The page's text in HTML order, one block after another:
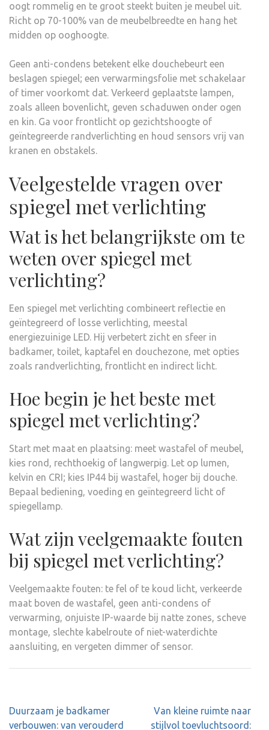
oogt rommelig en te groot steekt buiten je meubel uit.
Richt op 70-100% van de meubelbreedte en hang het
midden op ooghoogte.
Geen anti-condens betekent elke douchebeurt een
beslagen spiegel; een verwarmingsfolie met schakelaar
of timer voorkomt dat. Verkeerd geplaatste lampen,
zoals alleen bovenlicht, geven schaduwen onder ogen
en kin. Ga voor frontlicht op gezichtshoogte of
geïntegreerde randverlichting en houd sensors vrij van
kranen en obstakels.
Veelgestelde vragen over
spiegel met verlichting
Wat is het belangrijkste om te
weten over spiegel met
verlichting?
Een spiegel met verlichting combineert reflectie en
geïntegreerd of losse verlichting, meestal
energiezuinige LED. Hij verbetert zicht en sfeer in
badkamer, toilet, kaptafel en douchezone, met opties
zoals randverlichting, frontlicht en indirect licht.
Hoe begin je het beste met
spiegel met verlichting?
Start met maat en plaatsing: meet wastafel of meubel,
kies rond, rechthoekig of langwerpig. Let op lumen,
kelvin en CRI; kies IP44 bij wastafel, hoger bij douche.
Bepaal bediening, voeding en geïntegreerd licht of
spiegellamp.
Wat zijn veelgemaakte fouten
bij spiegel met verlichting?
Veelgemaakte fouten: te fel of te koud licht, verkeerde
maat boven de wastafel, geen anti-condens of
verwarming, onjuiste IP-waarde bij natte zones, scheve
montage, slechte kabelroute of niet-waterdichte
aansluiting, en vergeten dimmer of sensor.
Post
navigation
Duurzaam je badkamer
verbouwen: van verouderd
Van kleine ruimte naar
stijlvol toevluchtsoord: